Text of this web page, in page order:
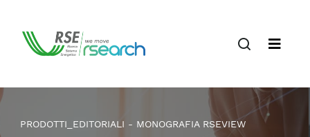
PRODOTTI_EDITORIALI - MONOGRAFIA RSEVIEW